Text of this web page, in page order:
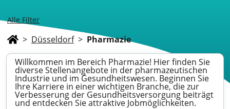
Alle Filter
> Düsseldorf > Pharmazie
Willkommen im Bereich Pharmazie! Hier finden Sie
diverse Stellenangebote in der pharmazeutischen
Industrie und im Gesundheitswesen. Beginnen Sie
Ihre Karriere in einer wichtigen Branche, die zur
Verbesserung der Gesundheitsversorgung beiträgt
und entdecken Sie attraktive Jobmöglichkeiten.